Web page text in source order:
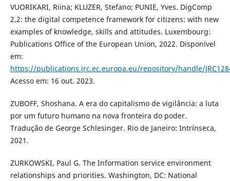
VUORIKARI, Riina; KLUZER, Stefano; PUNIE, Yves. DigComp
2.2: the digital competence framework for citizens: with new
examples of knowledge, skills and attitudes. Luxembourg:
Publications Office of the European Union, 2022. Disponível
em:
https://publications.jrc.ec.europa.eu/repository/handle/
Acesso em: 16 out. 2023.
ZUBOFF, Shoshana. A era do capitalismo de vigilância: a luta
por um futuro humano na nova fronteira do poder.
Tradução de George Schlesinger. Rio de Janeiro: Intrínseca,
2021.
ZURKOWSKI, Paul G. The Information service environment
relationships and priorities. Washington, DC: National